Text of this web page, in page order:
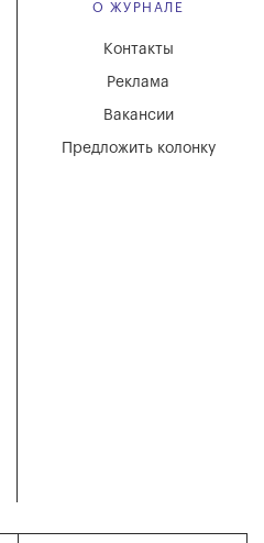
О ЖУРНАЛЕ
Вакансии
Реклама
Контакты
Предложить колонку